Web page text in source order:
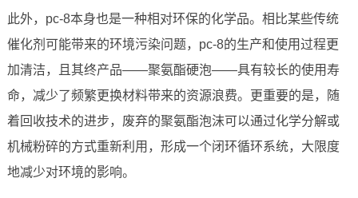
此外，pc-8本身也是一种相对环保的化学品。相比某些传统
催化剂可能带来的环境污染问题，pc-8的生产和使用过程更
加清洁，且其终产品——聚氨酯硬泡——具有较长的使用寿
命，减少了频繁更换材料带来的资源浪费。更重要的是，随
着回收技术的进步，废弃的聚氨酯泡沫可以通过化学分解或
机械粉碎的方式重新利用，形成一个闭环循环系统，大限度
地减少对环境的影响。